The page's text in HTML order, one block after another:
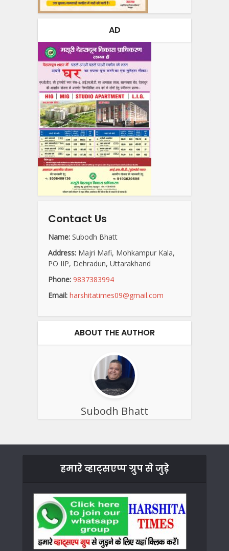
AD
Contact Us
Name: Subodh Bhatt
Address: Majri Mafi, Mohkampur Kala,
PO IIP, Dehradun, Uttarakhand
Phone: 9837383994
Email: harshitatimes09@gmail.com
ABOUT THE AUTHOR
Subodh Bhatt
हमारे व्हाट्सएप्प ग्रुप से जुड़े